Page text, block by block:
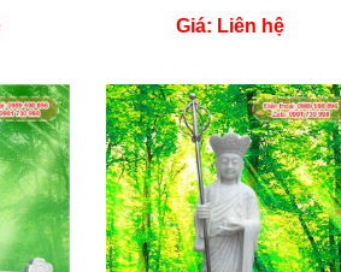
Giá: Liên hệ